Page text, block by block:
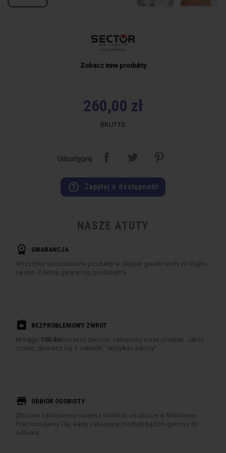
Zobacz inne produkty
260,00 zł
BRUTTO
Udostępnij
help_outline Zapytaj o dostępność
NASZE ATUTY
workspace_premium GWARANCJA
Wszystkie sprzedawane produkty w sklepie greatbrands.pl objęte
są min. 2-letnią gwarancją producenta.
assignment_return BEZPROBLEMOWY ZWROT
W ciągu 100 dni możesz zwrócić zakupiony u nas produkt. Jak to
zrobić, dowiesz się z zakładki "Wysyłka i zwroty".
store ODBIÓR OSOBISTY
Złożone zamówienie możesz odebrać osobiście w Mikołowie.
Poinformujemy Cię, kiedy zakupiony produkt będzie gotowy do
odbioru.